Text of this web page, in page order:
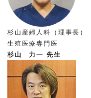
杉山産婦人科（理事長）
生殖医療専門医
杉山 力一 先生